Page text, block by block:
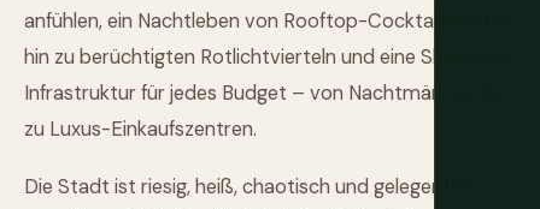
anfühlen, ein Nachtleben von Rooftop-Cocktailbars bis
hin zu berüchtigten Rotlichtvierteln und eine Shopping-
Infrastruktur für jedes Budget – von Nachtmärkten bis
zu Luxus-Einkaufszentren.
Die Stadt ist riesig, heiß, chaotisch und gelegentlich